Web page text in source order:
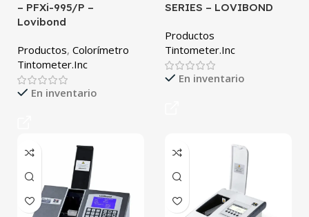
– PFXi-995/P –
Lovibond
Productos, Colorímetro
Tintometer.Inc
En inventario
SERIES – LOVIBOND
Productos
Tintometer.Inc
En inventario